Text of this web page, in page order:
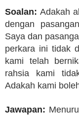
Soalan: Adakah
dengan
Saya dan
perkara ini tidak
kami telah
rahsia kami
Adakah kami
Jawapan: